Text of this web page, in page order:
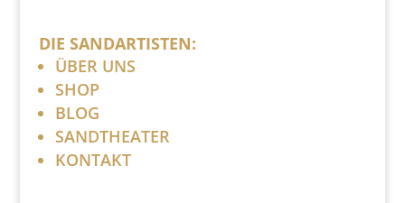
DIE SANDARTISTEN:
ÜBER UNS
SHOP
BLOG
SANDTHEATER
KONTAKT